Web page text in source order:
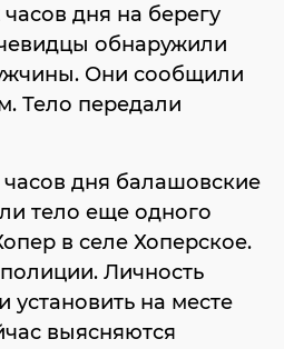
дня на берегу
обнаружили
Они сообщили
Тело передали
часов дня балашовские
тело еще одного
в селе Хоперское.
Личность
на месте
выясняются